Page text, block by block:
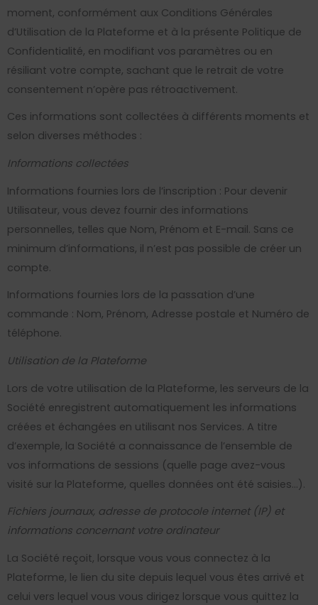
moment, conformément aux Conditions Générales
d’Utilisation de la Plateforme et à la présente Politique de
Confidentialité, en modifiant vos paramètres ou en
résiliant votre compte, sachant que le retrait de votre
consentement n’opère pas rétroactivement.
Ces informations sont collectées à différents moments et
selon diverses méthodes :
Informations collectées
Informations fournies lors de l’inscription : Pour devenir
Utilisateur, vous devez fournir des informations
personnelles, telles que Nom, Prénom et E-mail. Sans ce
minimum d’informations, il n’est pas possible de créer un
compte.
Informations fournies lors de la passation d’une
commande : Nom, Prénom, Adresse postale et Numéro de
téléphone.
Utilisation de la Plateforme
Lors de votre utilisation de la Plateforme, les serveurs de la
Société enregistrent automatiquement les informations
créées et échangées en utilisant nos Services. A titre
d’exemple, la Société a connaissance de l’ensemble de
vos informations de sessions (quelle page avez-vous
visité sur la Plateforme, quelles données ont été saisies…).
Fichiers journaux, adresse de protocole internet (IP) et
informations concernant votre ordinateur
La Société reçoit, lorsque vous vous connectez à la
Plateforme, le lien du site depuis lequel vous êtes arrivé et
celui vers lequel vous vous dirigez lorsque vous quittez la